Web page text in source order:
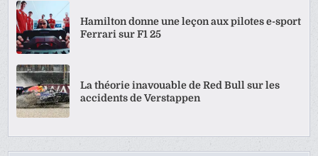
Hamilton donne une leçon aux pilotes e-sport
Ferrari sur F1 25
La théorie inavouable de Red Bull sur les
accidents de Verstappen